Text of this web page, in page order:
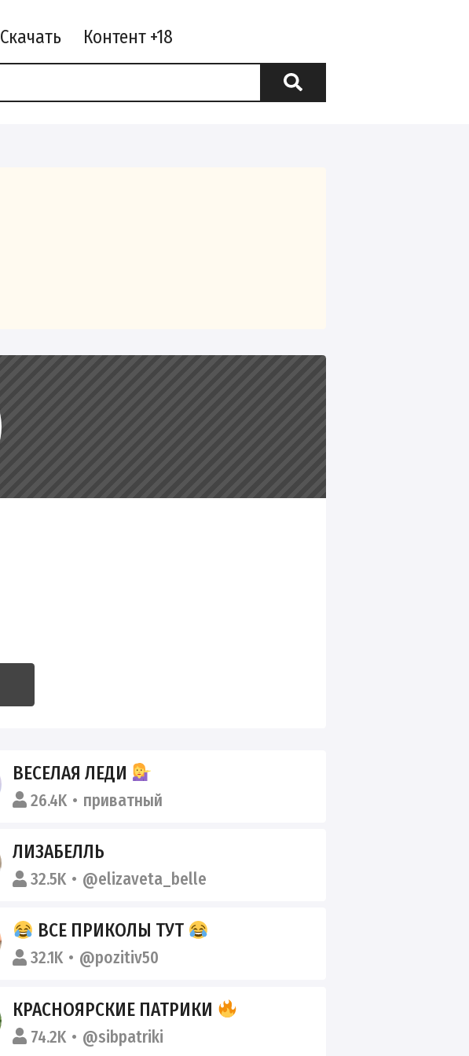
Скачать
ВЕСЕЛАЯ ЛЕДИ
26.4K приватный
ЛИЗАБЕЛЛЬ
32.5K @elizaveta_belle
ВСЕ ПРИКОЛЫ ТУТ
32.1K @pozitiv50
КРАСНОЯРСКИЕ ПАТРИКИ
74.2K @sibpatriki